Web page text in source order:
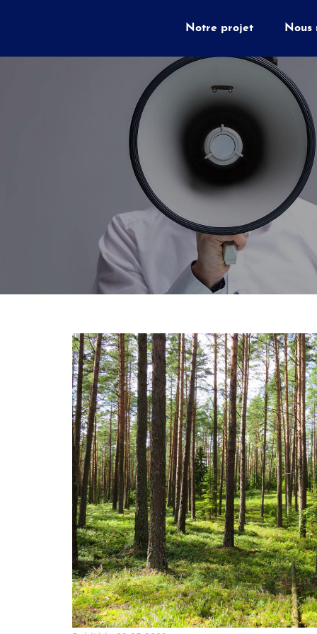
Notre projet